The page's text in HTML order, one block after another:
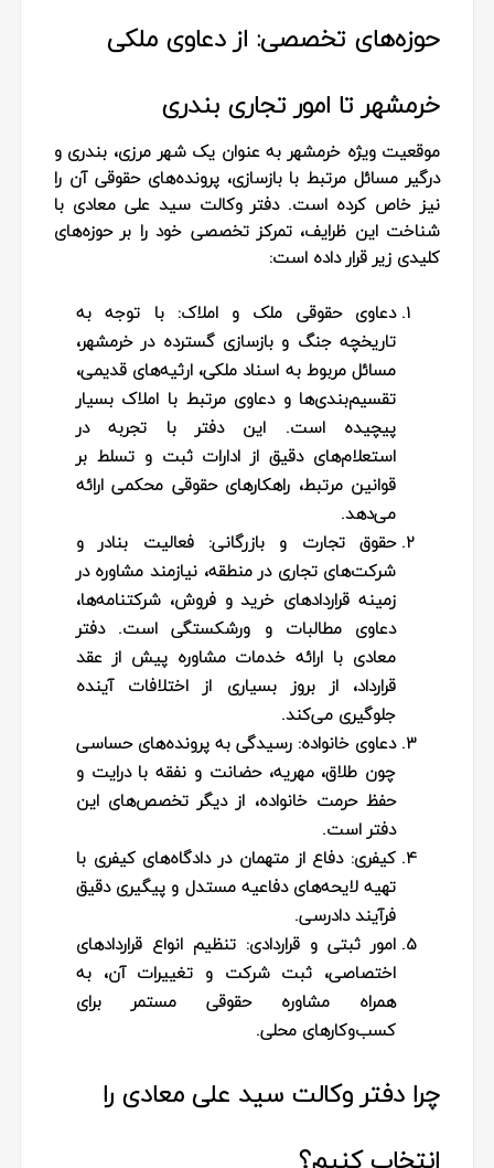
حوزه‌های تخصصی: از دعاوی ملکی
خرمشهر تا امور تجاری بندری
موقعیت ویژه خرمشهر به عنوان یک شهر مرزی، بندری و
درگیر مسائل مرتبط با بازسازی، پرونده‌های حقوقی آن را
نیز خاص کرده است. دفتر وکالت سید علی معادی با
شناخت این ظرایف، تمرکز تخصصی خود را بر حوزه‌های
کلیدی زیر قرار داده است:
دعاوی حقوقی ملک و املاک: با توجه به
تاریخچه جنگ و بازسازی گسترده در خرمشهر،
مسائل مربوط به اسناد ملکی، ارثیه‌های قدیمی،
تقسیم‌بندی‌ها و دعاوی مرتبط با املاک بسیار
پیچیده است. این دفتر با تجربه در
استعلام‌های دقیق از ادارات ثبت و تسلط بر
قوانین مرتبط، راهکارهای حقوقی محکمی ارائه
می‌دهد.
حقوق تجارت و بازرگانی: فعالیت بنادر و
شرکت‌های تجاری در منطقه، نیازمند مشاوره در
زمینه قراردادهای خرید و فروش، شرکتنامه‌ها،
دعاوی مطالبات و ورشکستگی است. دفتر
معادی با ارائه خدمات مشاوره پیش از عقد
قرارداد، از بروز بسیاری از اختلافات آینده
جلوگیری می‌کند.
دعاوی خانواده: رسیدگی به پرونده‌های حساسی
چون طلاق، مهریه، حضانت و نفقه با درایت و
حفظ حرمت خانواده، از دیگر تخصص‌های این
دفتر است.
کیفری: دفاع از متهمان در دادگاه‌های کیفری با
تهیه لایحه‌های دفاعیه مستدل و پیگیری دقیق
فرآیند دادرسی.
امور ثبتی و قراردادی: تنظیم انواع قراردادهای
اختصاصی، ثبت شرکت و تغییرات آن، به
همراه مشاوره حقوقی مستمر برای
کسب‌وکارهای محلی.
چرا دفتر وکالت سید علی معادی را